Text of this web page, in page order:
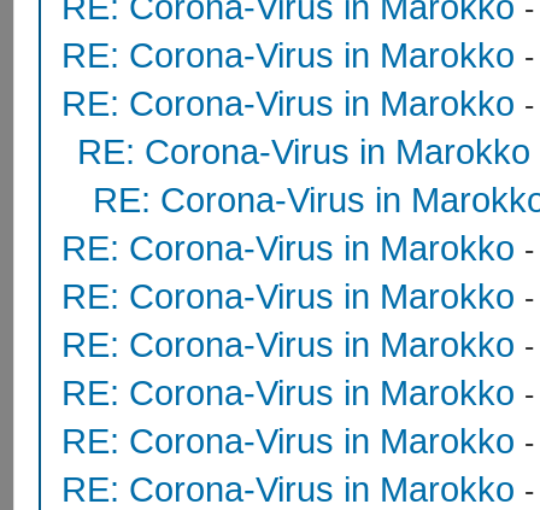
RE: Corona-Virus in Marokko
RE: Corona-Virus in Marokko
RE: Corona-Virus in Marokko
RE: Corona-Virus in
RE: Corona-Virus in Marokko
RE: Corona-Virus in Marokko
RE: Corona-Virus in Marokko
RE: Corona-Virus in Marokko
RE: Corona-Virus in Marokko
RE: Corona-Virus in Marokko